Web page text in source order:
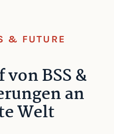
& FUTURE
BSS &
an
Welt